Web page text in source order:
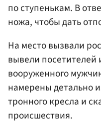
по ступенькам. В
ножа, чтобы дать
На место вызвали
вывели посетителей
вооруженного
намерены детально
тронного кресла и
происшествия.